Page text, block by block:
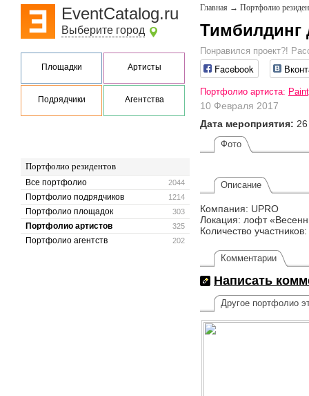
EventCatalog.ru
Выберите город
Площадки Артисты
Подрядчики Агентства
Портфолио резидентов
2044
Все портфолио
1214
Портфолио подрядчиков
303
Портфолио площадок
325
Портфолио артистов
202
Портфолио агентств
Главная → Портфолио
Тимбилдинг
Понравился проект?!
Facebook
Портфолио артиста:
10 Февраля 2017
Дата мероприятия:
Фото
Описание
Компания: ​UPRO
Локация: лофт
Количество
Комментарии
Написать
Другое портфолио